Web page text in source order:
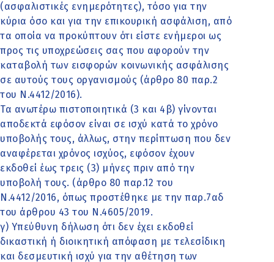
(ασφαλιστικές ενημερότητες), τόσο για την
κύρια όσο και για την επικουρική ασφάλιση, από
τα οποία να προκύπτουν ότι είστε ενήμεροι ως
προς τις υποχρεώσεις σας που αφορούν την
καταβολή των εισφορών κοινωνικής ασφάλισης
σε αυτούς τους οργανισμούς (άρθρο 80 παρ.2
του Ν.4412/2016).
Τα ανωτέρω πιστοποιητικά (3 και 4β) γίνονται
αποδεκτά εφόσον είναι σε ισχύ κατά το χρόνο
υποβολής τους, άλλως, στην περίπτωση που δεν
αναφέρεται χρόνος ισχύος, εφόσον έχουν
εκδοθεί έως τρεις (3) μήνες πριν από την
υποβολή τους. (άρθρο 80 παρ.12 του
Ν.4412/2016, όπως προστέθηκε με την παρ.7αδ
του άρθρου 43 του Ν.4605/2019.
γ) Υπεύθυνη δήλωση ότι δεν έχει εκδοθεί
δικαστική ή διοικητική απόφαση με τελεσίδικη
και δεσμευτική ισχύ για την αθέτηση των